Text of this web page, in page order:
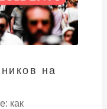
на
как